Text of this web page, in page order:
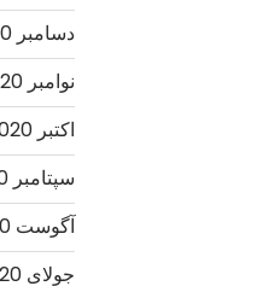
دسامبر 2020
نوامبر 2020
اکتبر 2020
سپتامبر 2020
آگوست 2020
جولای 2020